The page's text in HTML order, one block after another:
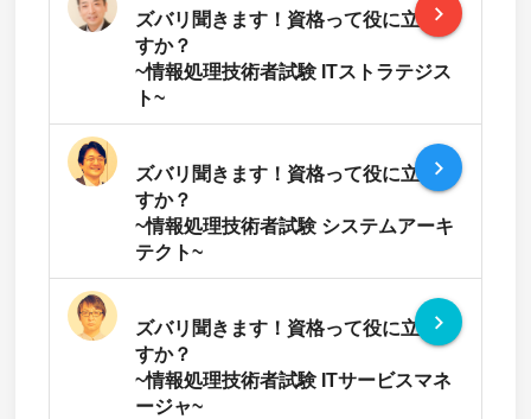
ズバリ聞きます！資格って役に立ちま
すか？
~情報処理技術者試験 ITストラテジス
ト~
navigate_next
ズバリ聞きます！資格って役に立ちま
すか？
~情報処理技術者試験 システムアーキ
テクト~
navigate_next
ズバリ聞きます！資格って役に立ちま
すか？
~情報処理技術者試験 ITサービスマネ
ージャ~
navigate_next